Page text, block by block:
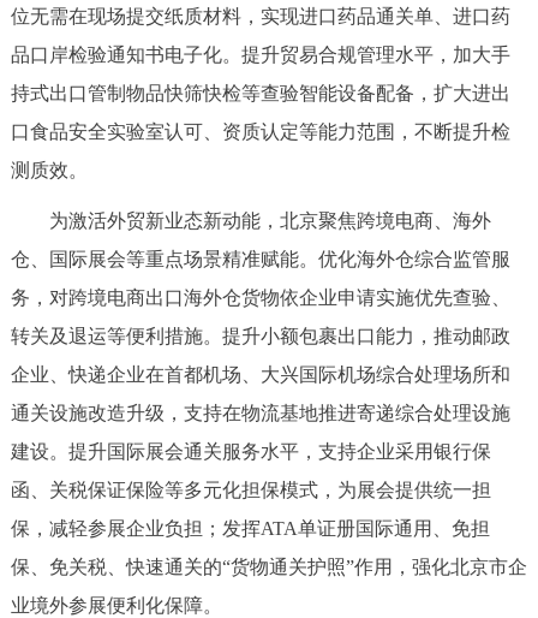
DEUTSCH FRANÇAIS РУССКИЙ ЯЗЫК
ESPAÑOL العربية PORTUGUÊS
回到顶部
位无需在现场提交纸质材料，实现进口药品通关单、进口药
品口岸检验通知书电子化。提升贸易合规管理水平，加大手
持式出口管制物品快筛快检等查验智能设备配备，扩大进出
口食品安全实验室认可、资质认定等能力范围，不断提升检
测质效。
为激活外贸新业态新动能，北京聚焦跨境电商、海外
仓、国际展会等重点场景精准赋能。优化海外仓综合监管服
务，对跨境电商出口海外仓货物依企业申请实施优先查验、
转关及退运等便利措施。提升小额包裹出口能力，推动邮政
企业、快递企业在首都机场、大兴国际机场综合处理场所和
通关设施改造升级，支持在物流基地推进寄递综合处理设施
建设。提升国际展会通关服务水平，支持企业采用银行保
函、关税保证保险等多元化担保模式，为展会提供统一担
保，减轻参展企业负担；发挥ATA单证册国际通用、免担
保、免关税、快速通关的“货物通关护照”作用，强化北京市企
业境外参展便利化保障。